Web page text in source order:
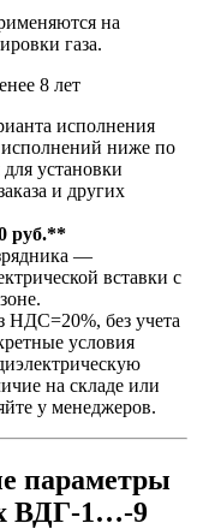
на
газа.
8 лет
исполнения
ниже по
установки
и других
руб.**
—
вставки с
НДС=20%, без учета
условия
на складе или
у менеджеров.
параметры
ВДГ-1…-9